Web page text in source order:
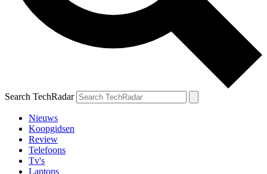
Search TechRadar
Nieuws
Koopgidsen
Review
Telefoons
Tv's
Laptops